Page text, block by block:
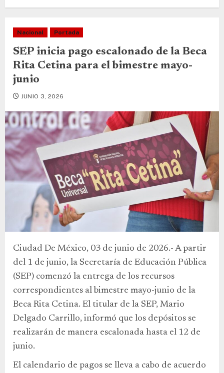
Nacional Portada
SEP inicia pago escalonado de la Beca
Rita Cetina para el bimestre mayo-
junio
JUNIO 3, 2026
Ciudad De México, 03 de junio de 2026.- A partir
del 1 de junio, la Secretaría de Educación Pública
(SEP) comenzó la entrega de los recursos
correspondientes al bimestre mayo-junio de la
Beca Rita Cetina. El titular de la SEP, Mario
Delgado Carrillo, informó que los depósitos se
realizarán de manera escalonada hasta el 12 de
junio.
El calendario de pagos se lleva a cabo de acuerdo